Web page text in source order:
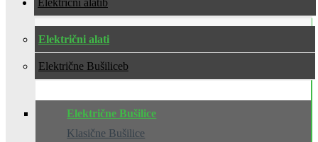
Električni alati
Električne Bušilice
Električne Bušilice
Klasične Bušilice